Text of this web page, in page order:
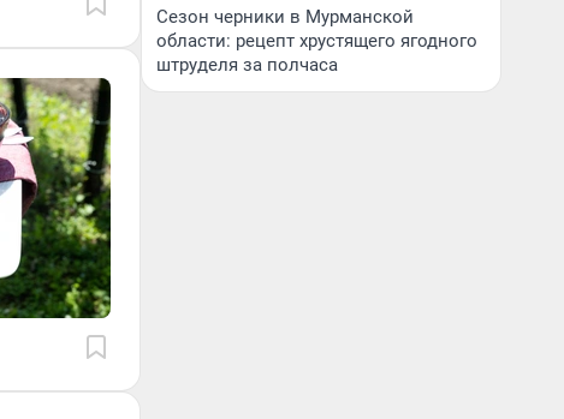
Сезон черники в Мурманской
области: рецепт хрустящего ягодного
штруделя за полчаса